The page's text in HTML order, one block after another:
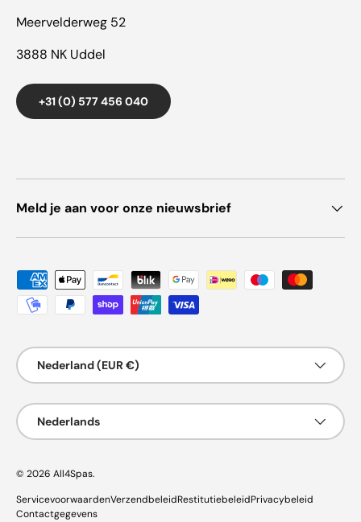
Meervelderweg 52
3888 NK Uddel
+31 (0) 577 456 040
Meld je aan voor onze nieuwsbrief
Geaccepteerde betaalmethoden
Land/Regio
Nederland (EUR €)
Taal
Nederlands
© 2026 All4Spas.
ServicevoorwaardenVerzendbeleidRestitutiebeleidPrivacybeleid
Contactgegevens